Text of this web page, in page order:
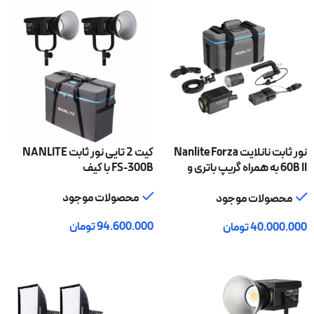
نور ثابت نانلایت Nanlite Forza
60B II به همراه گریپ باتری و
محصولات موجود
40.000.000تومان
کیت 2 تایی نور ثابت NANLITE
FS-300B با کیف
محصولات موجود
94.600.000تومان